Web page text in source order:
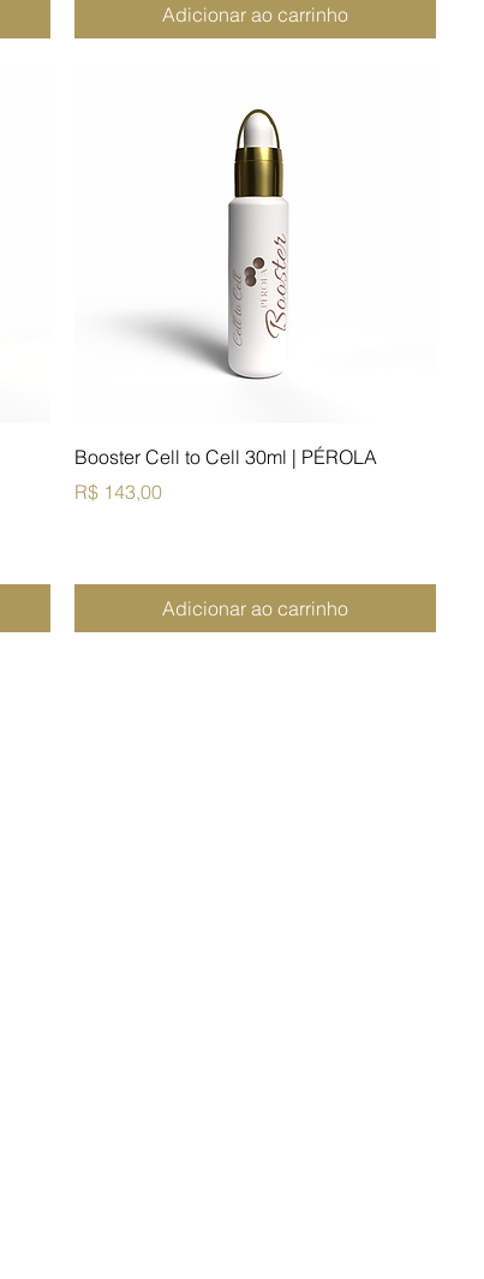
Adicionar ao carrinho
Booster Cell to Cell 30ml | PÉROLA
Preço
R$ 143,00
Adicionar ao carrinho